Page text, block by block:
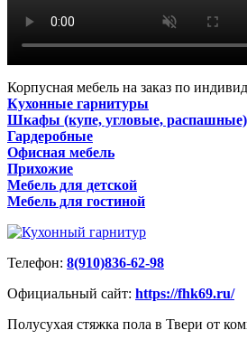
Корпусная мебель на заказ по
Кухонные гарнитуры
Шкафы (купе, угловые, распашные)
Гардеробные
Офисная мебель
Прихожие
Мебель для детской
Мебель для гостиной
Телефон: 8(910)836-62-98
Официальный сайт: https://fhk69.ru/
Полусухая стяжка пола в Твери от